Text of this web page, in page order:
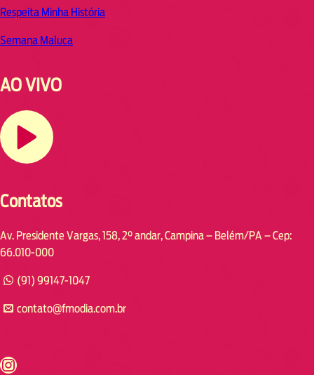
Respeita Minha História
Semana Maluca
AO VIVO
Contatos
Av. Presidente Vargas, 158, 2° andar, Campina – Belém/PA – Cep:
66.010-000
(91) 99147-1047
contato@fmodia.com.br
https://www.instagram.com/fmodia.cabofrio/